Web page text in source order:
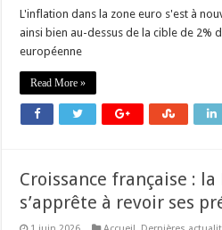
L'inflation dans la zone euro s'est à
ainsi bien au-dessus de la cible de 2%
européenne
Read More »
Croissance française :
s’apprête à revoir ses